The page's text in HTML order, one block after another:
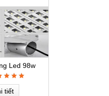
Led 98w
tiết